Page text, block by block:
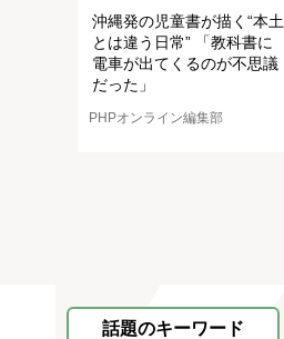
沖縄発の児童書が描く“本土
とは違う日常” 「教科書に
電車が出てくるのが不思議
だった」
PHPオンライン編集部
話題のキーワード